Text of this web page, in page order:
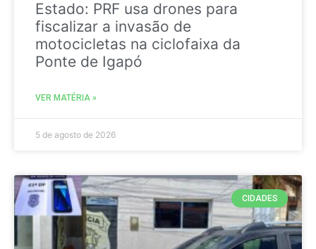
Estado: PRF usa drones para
fiscalizar a invasão de
motocicletas na ciclofaixa da
Ponte de Igapó
VER MATÉRIA »
5 de agosto de 2026
CIDADES